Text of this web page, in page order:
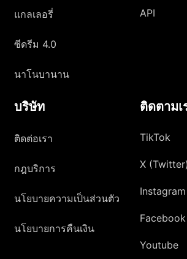
แกลเลอรี่
ซีดรีม 4.0
นาโนบานาน
API
บริษัท
ติดต่อเรา
กฎบริการ
นโยบายความเป็นส่วนตัว
นโยบายการคืนเงิน
ติดตามเ
TikTok
X (Twitter)
Instagram
Facebook
Youtube